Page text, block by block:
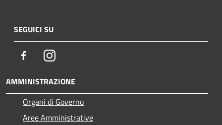
SEGUICI SU
FacebookInstagram
AMMINISTRAZIONE
Organi di Governo
Aree Amministrative